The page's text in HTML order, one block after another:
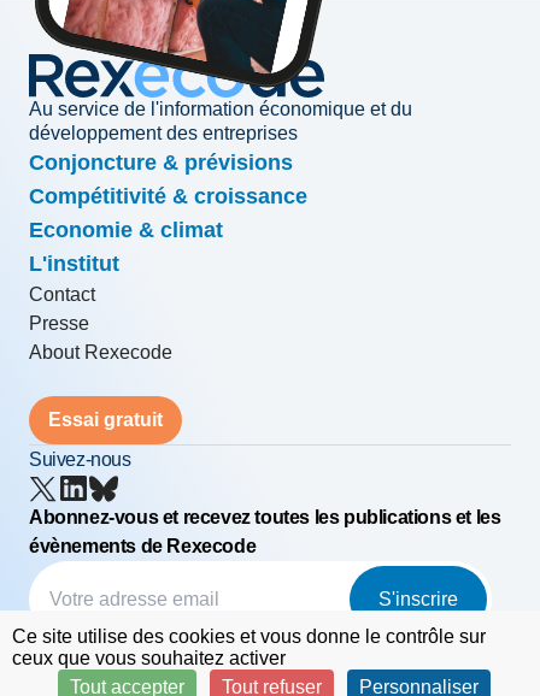
Au service de l'information économique et du
développement des entreprises
Conjoncture & prévisions
Compétitivité & croissance
Economie & climat
L'institut
Contact
Presse
About Rexecode
Essai gratuit
Suivez-nous
Abonnez-vous et recevez toutes les publications et les
évènements de Rexecode
S'inscrire
© Rexecode FAQ Mentions légales
Ce site utilise des cookies et vous donne le contrôle sur
ceux que vous souhaitez activer
Tout accepter
Tout refuser Personnaliser